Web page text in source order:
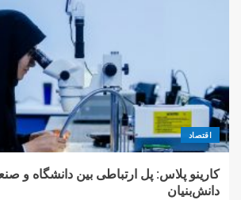
اقتصاد
کارینو پلاس: پل ارتباطی بین دانشگاه و
دانش‌بنیان